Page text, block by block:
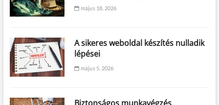
május 18, 2026
A sikeres weboldal készítés nulladik
lépései
május 5, 2026